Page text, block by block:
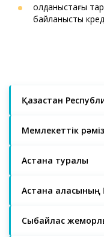
Қазақстан
Мемлекеттік
Астана туралы
Астана қаласының
Сыбайлас
қолданыстағы
байланысты